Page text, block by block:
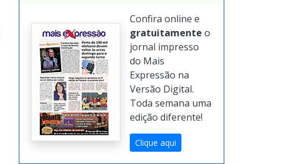
Confira online e
gratuitamente o
jornal impresso
do Mais
Expressão na
Versão Digital.
Toda semana uma
edição diferente!
Clique aqui